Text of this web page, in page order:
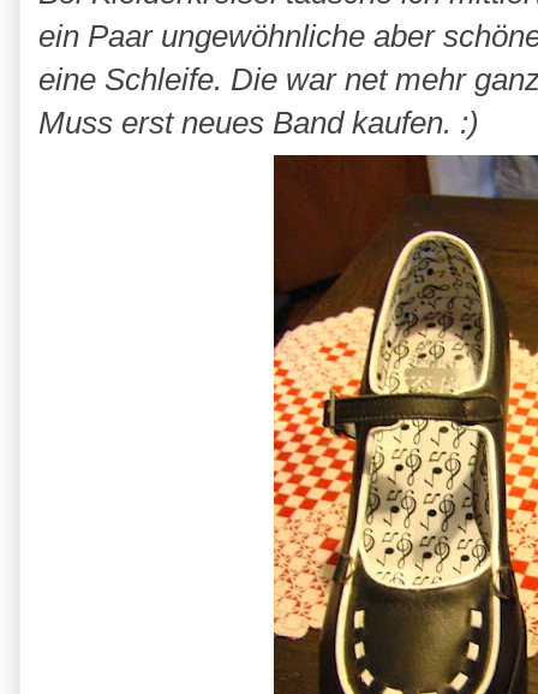
ein Paar ungewöhnliche aber
eine Schleife. Die war net mehr
Muss erst neues Band kaufen. :)